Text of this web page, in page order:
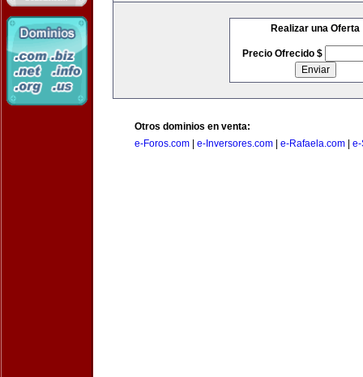
Realizar una Oferta
Precio Ofrecido $
Otros dominios en venta:
e-Foros.com
e-Inversores.com e-Rafaela.com e-